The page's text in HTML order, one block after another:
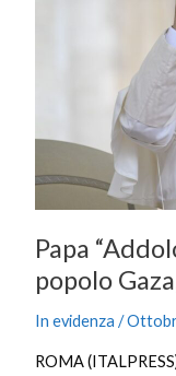
Papa
popolo
In evidenza /
ROMA
a